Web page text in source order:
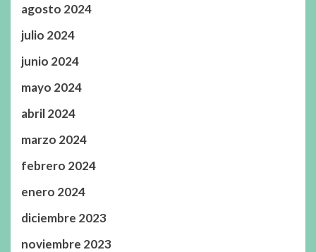
agosto 2024
julio 2024
junio 2024
mayo 2024
abril 2024
marzo 2024
febrero 2024
enero 2024
diciembre 2023
noviembre 2023